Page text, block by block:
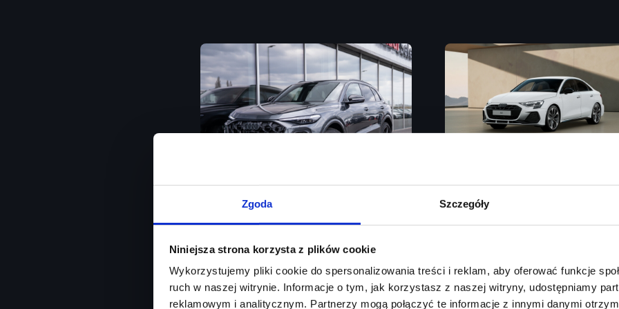
Zgoda Szczegóły
Niniejsza strona korzysta z plików cookie
Wykorzystujemy pliki cookie do spersonalizowania treści i reklam, aby oferować funkcje
ruch w naszej witrynie. Informacje o tym, jak korzystasz z naszej witryny, udostępniamy
reklamowym i analitycznym. Partnerzy mogą połączyć te informacje z innymi danymi
Od ręki / Matrix LED / Akt. tempomat / Martwe pole / Kamera 360
Rok produkcji2026
Moc silnika150 KM